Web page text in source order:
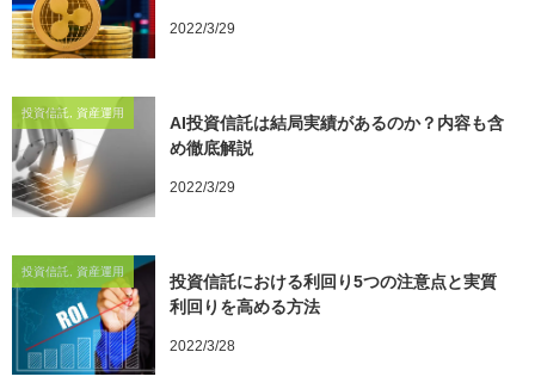
2022/3/29
投資信託, 資産運用
AI投資信託は結局実績があるのか？内容も含
め徹底解説
2022/3/29
投資信託, 資産運用
投資信託における利回り5つの注意点と実質
利回りを高める方法
2022/3/28